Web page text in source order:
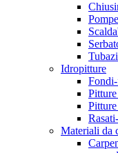
Pompe
Idropitture
Materiali da